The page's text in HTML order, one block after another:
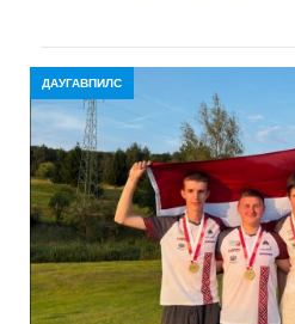
ДАУГАВПИЛС